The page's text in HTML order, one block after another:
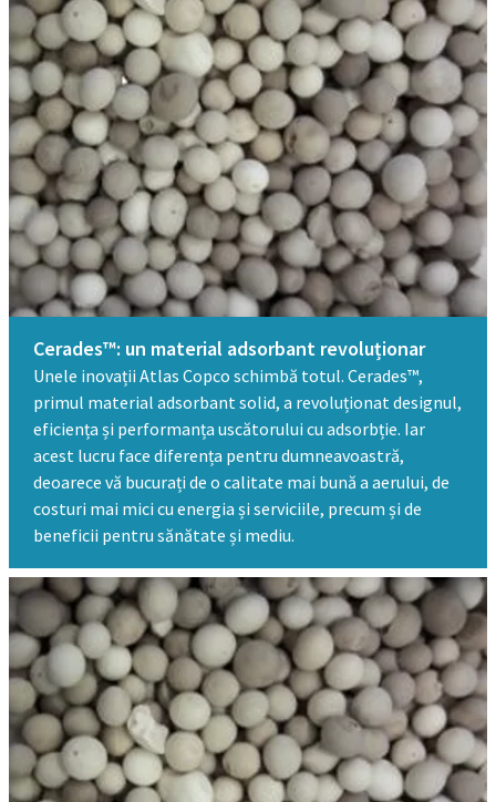
Cerades™: un material adsorbant revoluționar
Unele inovații Atlas Copco schimbă totul. Cerades™,
primul material adsorbant solid, a revoluționat designul,
eficiența și performanța uscătorului cu adsorbție. Iar
acest lucru face diferența pentru dumneavoastră,
deoarece vă bucurați de o calitate mai bună a aerului, de
costuri mai mici cu energia și serviciile, precum și de
beneficii pentru sănătate și mediu.